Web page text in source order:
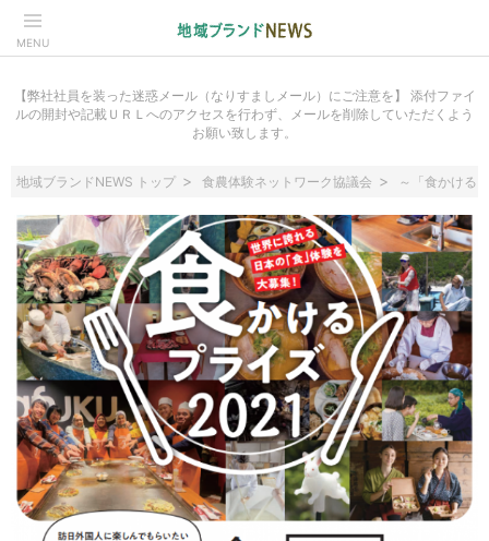
MENU
【弊社社員を装った迷惑メール（なりすましメール）にご注意を】 添付ファイ
ルの開封や記載ＵＲＬへのアクセスを行わず、メールを削除していただくよう
お願い致します。
地域ブランドNEWS トップ 食農体験ネットワーク協議会 ～「食かける